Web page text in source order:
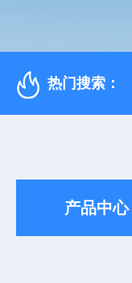
热门搜索：
产品中心